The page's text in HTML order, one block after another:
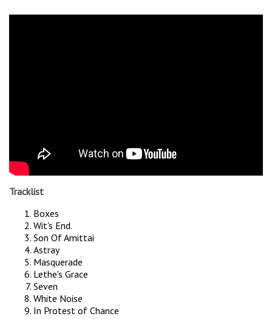
Tracklist
Boxes
Wit's End.
Son Of Amittai
Astray
Masquerade
Lethe's Grace
Seven
White Noise
In Protest of Chance